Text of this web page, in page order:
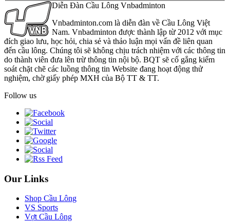
Diễn Đàn Cầu Lông Vnbadminton
Vnbadminton.com là diễn đàn về Cầu Lông Việt
Nam. Vnbadminton được thành lập từ 2012 với mục
đích giao lưu, học hỏi, chia sẻ và thảo luận mọi vấn đề liên quan
đến cầu lông. Chúng tôi sẽ không chịu trách nhiệm với các thông tin
do thành viên đưa lên trừ thông tin nội bộ. BQT sẽ cố gắng kiểm
soát chặt chẽ các luồng thông tin Website đang hoạt động thử
nghiệm, chờ giấy phép MXH của Bộ TT & TT.
Follow us
Our Links
Shop Cầu Lông
VS Sports
Vợt Cầu Lông